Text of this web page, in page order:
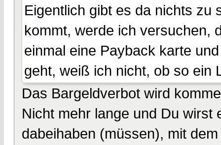
Eigentlich gibt es da nichts zu
kommt, werde ich versuchen,
einmal eine Payback karte
geht, weiß ich nicht, ob so ein
Das Bargeldverbot wird
Nicht mehr lange und Du wirst
dabeihaben (müssen), mit